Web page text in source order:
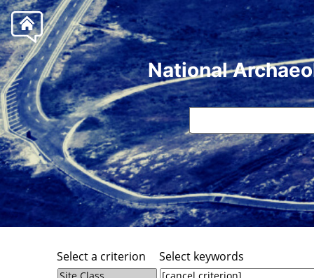
National
Select a criterion Select keywords